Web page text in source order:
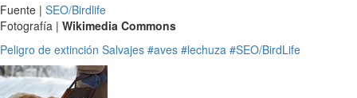
Fuente | SEO/Birdlife
Fotografía | Wikimedia Commons
Peligro de extinción Salvajes #aves #lechuza #SEO/BirdLife